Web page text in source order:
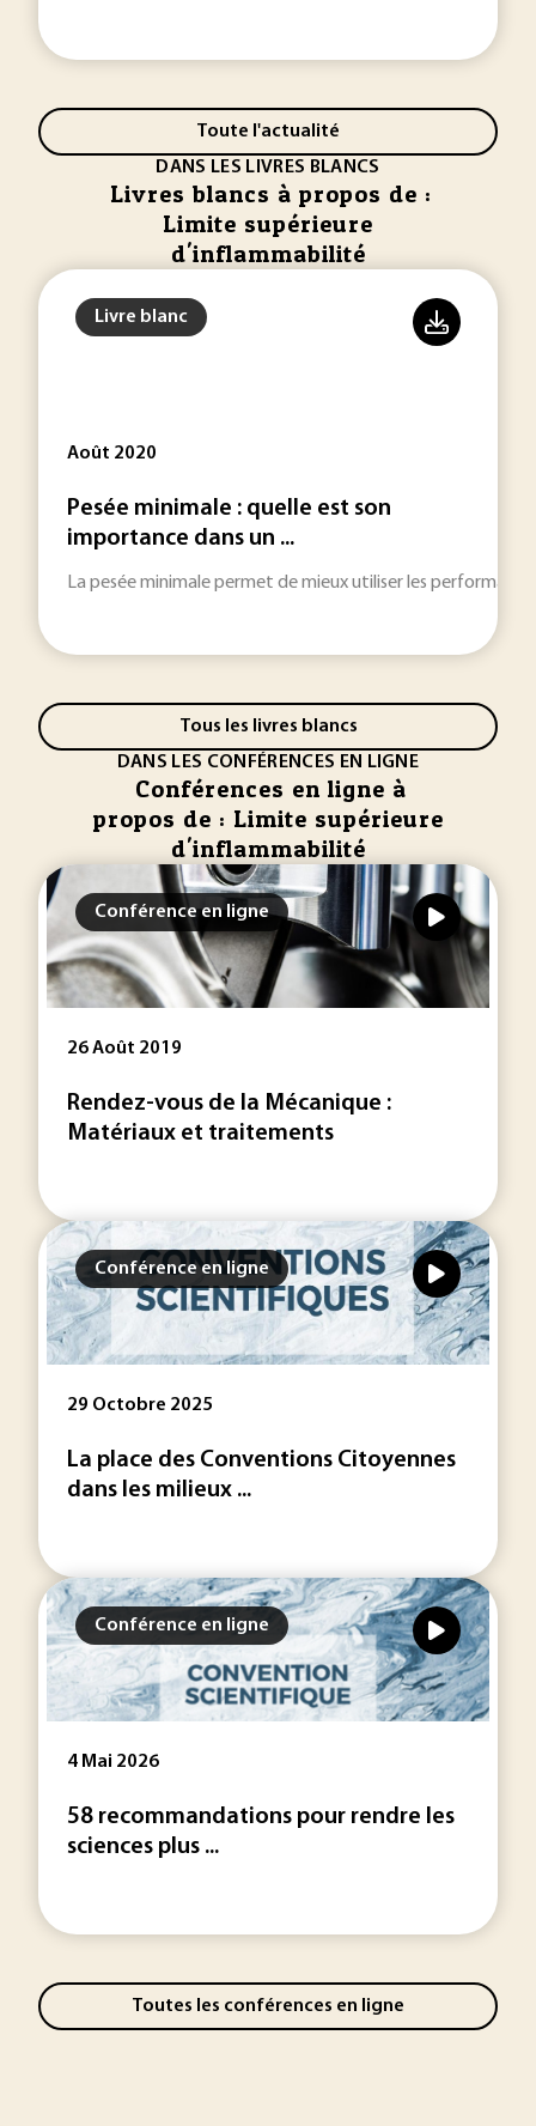
Toute l'actualité
DANS LES LIVRES BLANCS
Livres blancs à propos de :
Limite supérieure
d'inflammabilité
Livre blanc
Août 2020
Pesée minimale : quelle est son
importance dans un ...
La pesée minimale permet de mieux utiliser les
Tous les livres blancs
DANS LES CONFÉRENCES EN LIGNE
Conférences en ligne à
propos de : Limite supérieure
d'inflammabilité
Conférence en ligne
26 Août 2019
Rendez-vous de la Mécanique :
Matériaux et traitements
Conférence en ligne
29 Octobre 2025
La place des Conventions Citoyennes
dans les milieux ...
Conférence en ligne
4 Mai 2026
58 recommandations pour rendre les
sciences plus ...
Toutes les conférences en ligne